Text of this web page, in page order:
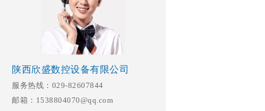
陕西欣盛数控设备有限公司
服务热线：029-82607844
邮箱：1538804070@qq.com